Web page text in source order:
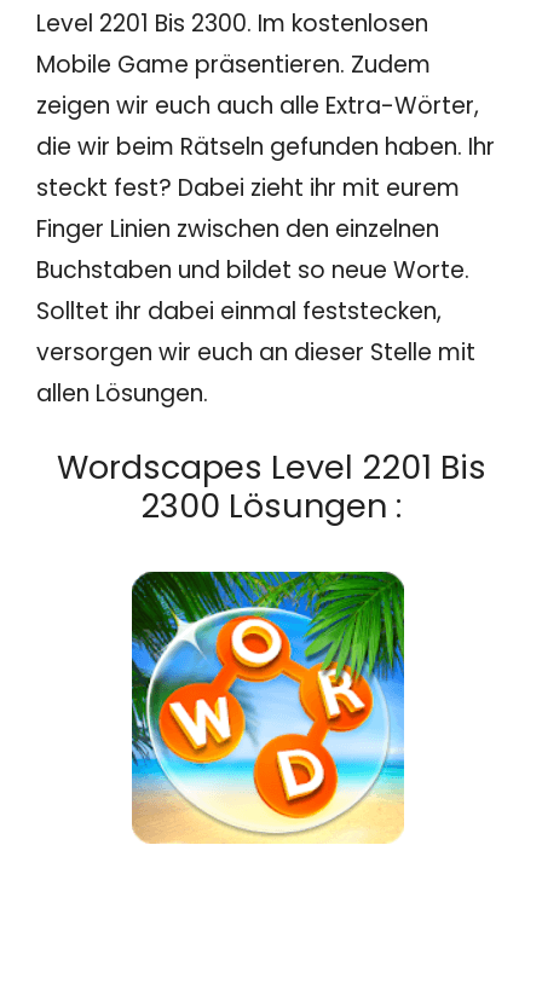
Level 2201 Bis 2300. Im kostenlosen
Mobile Game präsentieren. Zudem
zeigen wir euch auch alle Extra-Wörter,
die wir beim Rätseln gefunden haben. Ihr
steckt fest? Dabei zieht ihr mit eurem
Finger Linien zwischen den einzelnen
Buchstaben und bildet so neue Worte.
Solltet ihr dabei einmal feststecken,
versorgen wir euch an dieser Stelle mit
allen Lösungen.
Wordscapes Level 2201 Bis
2300 Lösungen :